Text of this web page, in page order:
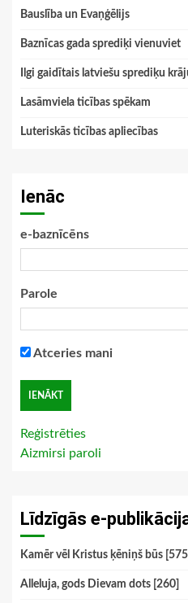
Bauslība un Evaņģēlijs
Baznīcas gada sprediķi vienuviet
Ilgi gaidītais latviešu sprediķu
Lasāmviela ticības spēkam
Luteriskās ticības apliecības
Ienāc
e-baznīcēns
Parole
Atceries mani
Reģistrēties
Aizmirsi paroli
Līdzīgās e-
Kamēr vēl Kristus ķēniņš būs [575]
Alleluja, gods Dievam dots [260]